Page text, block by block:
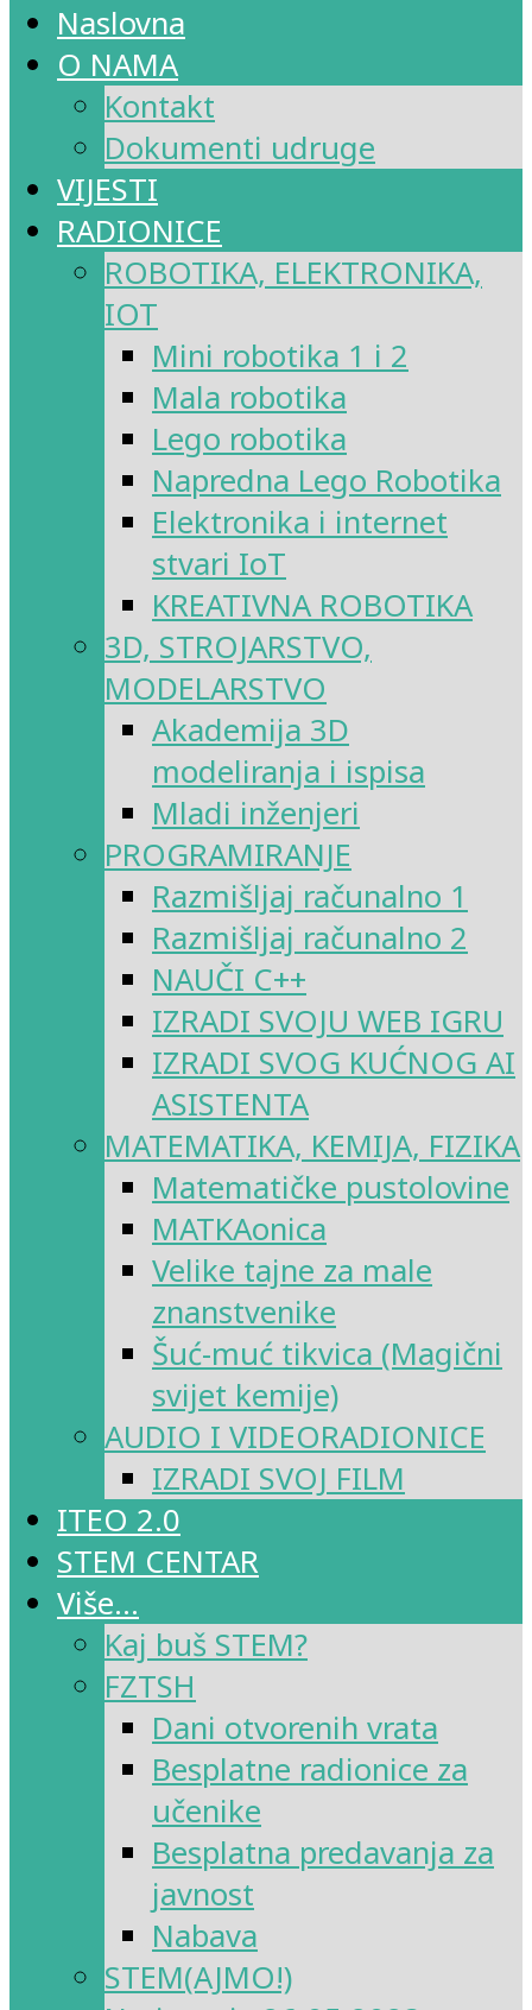
Naslovna
O NAMA
Kontakt
Dokumenti udruge
VIJESTI
RADIONICE
ROBOTIKA, ELEKTRONIKA,
IOT
Mini robotika 1 i 2
Mala robotika
Lego robotika
Napredna Lego Robotika
Elektronika i internet
stvari IoT
KREATIVNA ROBOTIKA
3D, STROJARSTVO,
MODELARSTVO
Akademija 3D
modeliranja i ispisa
Mladi inženjeri
PROGRAMIRANJE
Razmišljaj računalno 1
Razmišljaj računalno 2
NAUČI C++
IZRADI SVOJU WEB IGRU
IZRADI SVOG KUĆNOG AI
ASISTENTA
MATEMATIKA, KEMIJA, FIZIKA
Matematičke pustolovine
MATKAonica
Velike tajne za male
znanstvenike
Šuć-muć tikvica (Magični
svijet kemije)
AUDIO I VIDEORADIONICE
IZRADI SVOJ FILM
ITEO 2.0
STEM CENTAR
Više…
Kaj buš STEM?
FZTSH
Dani otvorenih vrata
Besplatne radionice za
učenike
Besplatna predavanja za
javnost
Nabava
STEM(AJMO!)